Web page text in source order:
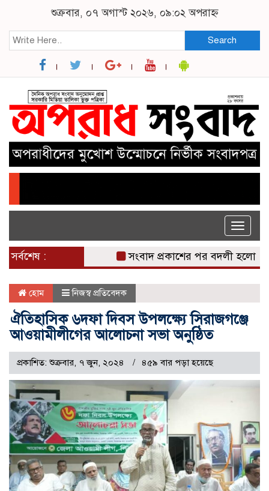
শুক্রবার, ০৭ অগাস্ট ২০২৬, ০৯:০২ অপরাহ্ন
Search
Toggle
সর্বশেষ : সংবাদ প্রকাশের পর বদলী হলো
হোম নিজস্ব প্রতিবেদক
ঐতিহাসিক ৬দফা দিবস উপলক্ষ্যে সিরাজগঞ্জে
আওয়ামীলীগের আলোচনা সভা অনুষ্ঠিত
প্রকাশিত: শুক্রবার, ৭ জুন, ২০২৪ ৪৫৯ বার পড়া হয়েছে